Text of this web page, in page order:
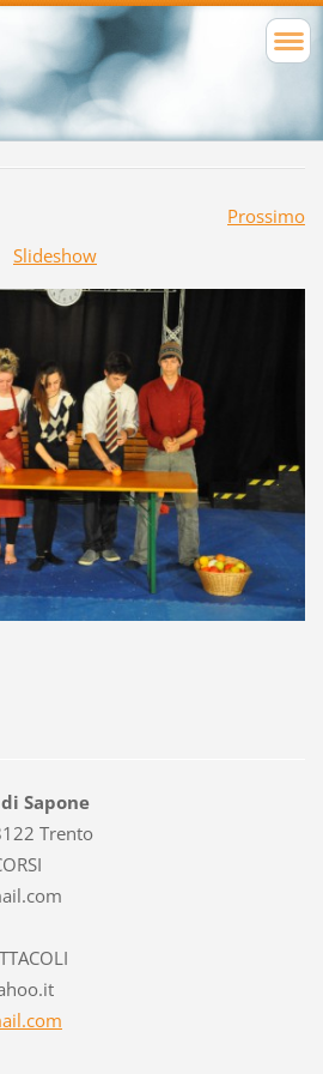
Prossimo
Slideshow
Sapone
Trento
.com